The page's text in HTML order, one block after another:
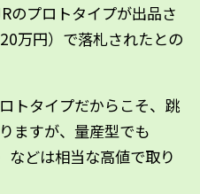
のプロトタイプが出品さ
万円）で落札されたとの
トタイプだからこそ、跳
ますが、量産型でも
どは相当な高値で取り